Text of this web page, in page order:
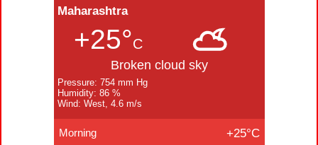
Maharashtra
+25°C
Broken cloud sky
Pressure: 754 mm Hg
Humidity: 86 %
Wind: West, 4.6 m/s
Morning +25°C